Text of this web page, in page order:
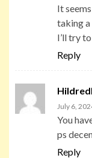
It
taking
I’ll try
Reply
July 6,
You
ps
Reply